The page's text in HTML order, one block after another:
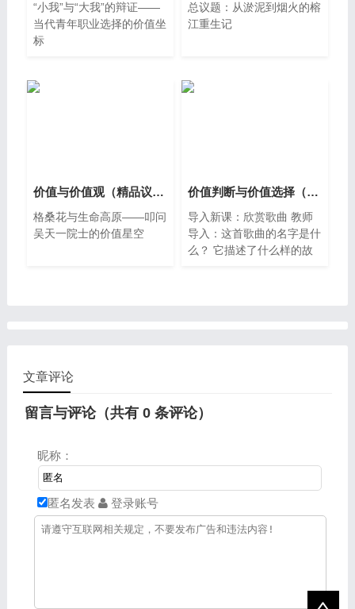
“小我”与“大我”的辩证——
当代青年职业选择的价值坐
标
总议题：从淤泥到烟火的榕
江重生记
价值与价值观（精品议题式课件共39页含教学设计2视频）
格桑花与生命高原——叩问
吴天一院士的价值星空
价值判断与价值选择（优质公开课课件共23页含教学设计3视频）
导入新课：欣赏歌曲 教师
导入：这首歌曲的名字是什
么？ 它描述了什么样的故
文章评论
留言与评论（共有 0条评论）
昵称：
匿名发表 登录账号